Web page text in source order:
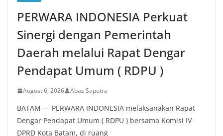
PERWARA INDONESIA Perkuat
Sinergi dengan Pemerintah
Daerah melalui Rapat Dengar
Pendapat Umum ( RDPU )
August 6, 2026 Abas Saputra
BATAM — PERWARA INDONESIA melaksanakan Rapat
Dengar Pendapat Umum ( RDPU ) bersama Komisi IV
DPRD Kota Batam, di ruang